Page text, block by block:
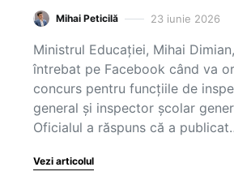
Mihai Peticilă 23 iunie 2026
Ministrul Educației, Mihai
întrebat pe Facebook când va
concurs pentru funcțiile de
general și inspector școlar
Oficialul a răspuns că a
Vezi articolul